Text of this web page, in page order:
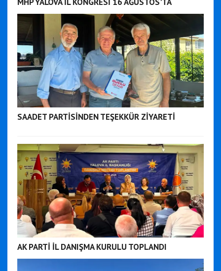
SAADET PARTİSİNDEN TEŞEKKÜR ZİYARETİ
AK PARTİ İL DANIŞMA KURULU TOPLANDI